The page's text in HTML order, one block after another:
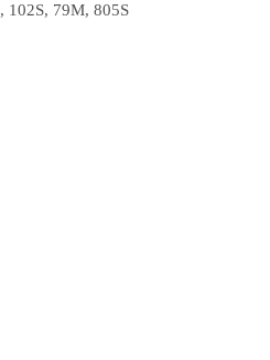
102S, 79M, 805S